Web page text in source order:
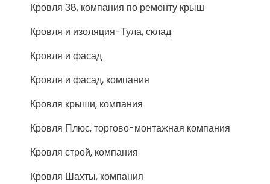
Кровля 38, компания по ремонту крыш
Кровля и изоляция-Тула, склад
Кровля и фасад
Кровля и фасад, компания
Кровля крыши, компания
Кровля Плюс, торгово-монтажная компания
Кровля строй, компания
Кровля Шахты, компания